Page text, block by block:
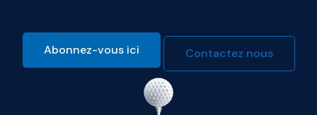
Abonnez-vous ici Contactez nous